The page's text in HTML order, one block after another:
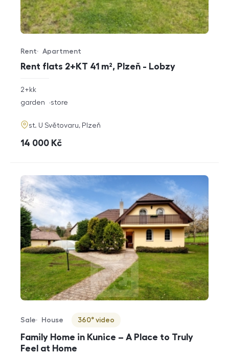
Rent flats 2+KT 41 m², Plzeň - Lobzy
Offer type
Rent
Property type
Apartment
rozměry
2+kk
funkce
garden store
adresa
st. U Světovaru, Plzeň
cena
14 000 Kč
Family Home in Kunice – A Place to Truly
Feel at Home
Offer type
Sale
Property type
House
Virtuální prohlídka
360° video